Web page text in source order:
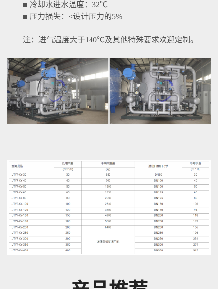
■ 冷却水进水温度：32℃
■ 压力损失：≤设计压力的5%
注：进气温度大于140℃及其他特殊要求欢迎定制。